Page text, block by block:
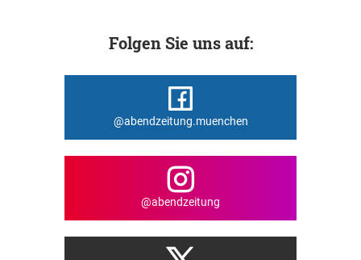
Folgen Sie uns auf:
@abendzeitung.muenchen
@abendzeitung